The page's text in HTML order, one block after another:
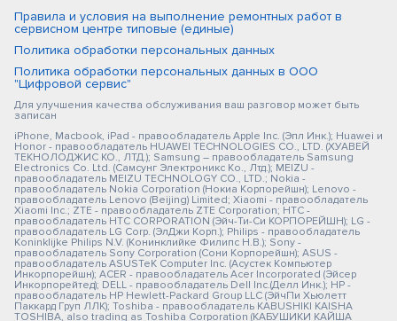
Правила и условия на выполнение ремонтных работ в
сервисном центре типовые (единые)
Политика обработки персональных данных
Политика обработки персональных данных в ООО
"Цифровой сервис"
Для улучшения качества обслуживания ваш разговор может быть
записан
iPhone, Macbook, iPad - правообладатель Apple Inc. (Эпл Инк.); Huawei и
Honor - правообладатель HUAWEI TECHNOLOGIES CO., LTD. (ХУАВЕЙ
ТЕКНОЛОДЖИС КО., ЛТД.); Samsung – правообладатель Samsung
Electronics Co. Ltd. (Самсунг Электроникс Ко., Лтд.); MEIZU -
правообладатель MEIZU TECHNOLOGY CO., LTD.; Nokia -
правообладатель Nokia Corporation (Нокиа Корпорейшн); Lenovo -
правообладатель Lenovo (Beijing) Limited; Xiaomi - правообладатель
Xiaomi Inc.; ZTE - правообладатель ZTE Corporation; HTC -
правообладатель HTC CORPORATION (Эйч-Ти-Си КОРПОРЕЙШН); LG -
правообладатель LG Corp. (ЭлДжи Корп.); Philips - правообладатель
Koninklijke Philips N.V. (Конинклийке Филипс Н.В.); Sony -
правообладатель Sony Corporation (Сони Корпорейшн); ASUS -
правообладатель ASUSTeK Computer Inc. (Асустек Компьютер
Инкорпорейшн); ACER - правообладатель Acer Incorporated (Эйсер
Инкорпорейтед); DELL - правообладатель Dell Inc.(Делл Инк.); HP -
правообладатель HP Hewlett-Packard Group LLC (ЭйчПи Хьюлетт
Паккард Груп ЛЛК); Toshiba - правообладатель KABUSHIKI KAISHA
TOSHIBA, also trading as Toshiba Corporation (КАБУШИКИ КАЙША